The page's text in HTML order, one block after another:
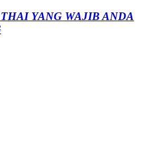
YANG WAJIB ANDA